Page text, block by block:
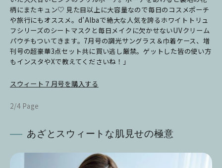
柄にまたキュン♡ 見た目以上に大容量なので毎日のコスメポーチ
や旅行にもオススメ。 d’Albaで絶大な人気を誇るホワイトトリュ
フシリーズのシートマスクと毎日メイクに欠かせないUVクリーム
パウチもついてきます。 7月号の調光サングラス＆巾着ケース、増
刊号の超豪華3点セット共に買い逃し厳禁。 ゲットした皆の使い方
もインスタやXで教えてくださいね！」
スウィート７月号を購入する
2/4 Page
あざとスウィートな肌見せの極意